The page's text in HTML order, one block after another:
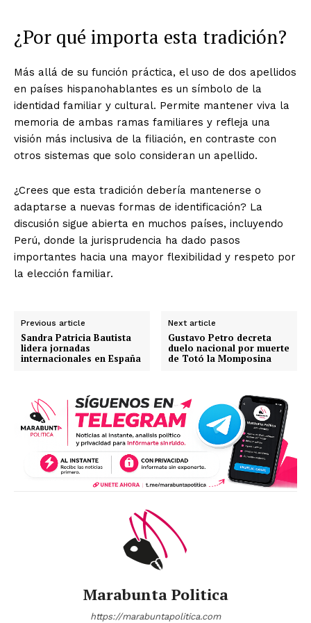
¿Por qué importa esta tradición?
Más allá de su función práctica, el uso de dos apellidos
en países hispanohablantes es un símbolo de la
identidad familiar y cultural. Permite mantener viva la
memoria de ambas ramas familiares y refleja una
visión más inclusiva de la filiación, en contraste con
otros sistemas que solo consideran un apellido.
¿Crees que esta tradición debería mantenerse o
adaptarse a nuevas formas de identificación? La
discusión sigue abierta en muchos países, incluyendo
Perú, donde la jurisprudencia ha dado pasos
importantes hacia una mayor flexibilidad y respeto por
la elección familiar.
Previous article
Sandra Patricia Bautista
lidera jornadas
internacionales en España
Next article
Gustavo Petro decreta
duelo nacional por muerte
de Totó la Momposina
Marabunta Politica
https://marabuntapolitica.com